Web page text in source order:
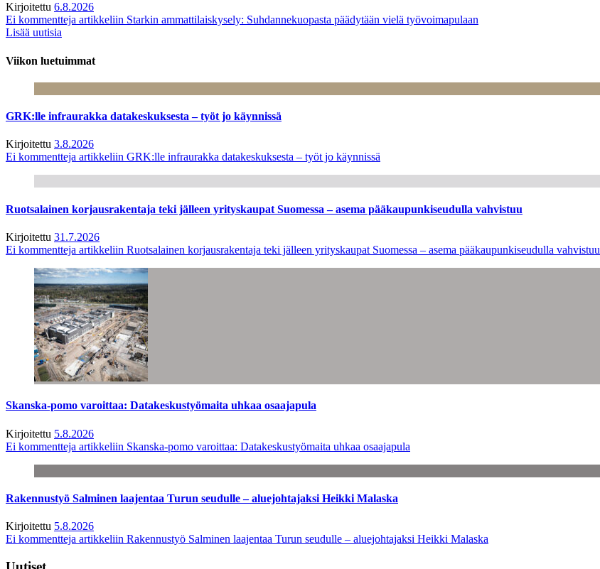
Kirjoitettu 6.8.2026
Ei kommentteja artikkeliin Starkin ammattilaiskysely: Suhdannekuopasta päädytään vielä työvoimapulaan
Lisää uutisia
Viikon luetuimmat
GRK:lle infraurakka datakeskuksesta – työt jo käynnissä
Kirjoitettu 3.8.2026
Ei kommentteja artikkeliin GRK:lle infraurakka datakeskuksesta – työt jo käynnissä
Ruotsalainen korjausrakentaja teki jälleen yrityskaupat Suomessa – asema pääkaupunkiseudulla vahvistuu
Kirjoitettu 31.7.2026
Ei kommentteja artikkeliin Ruotsalainen korjausrakentaja teki jälleen yrityskaupat Suomessa – asema pääkaupunkiseudulla vahvistuu
Skanska-pomo varoittaa: Datakeskustyömaita uhkaa osaajapula
Kirjoitettu 5.8.2026
Ei kommentteja artikkeliin Skanska-pomo varoittaa: Datakeskustyömaita uhkaa osaajapula
Rakennustyö Salminen laajentaa Turun seudulle – aluejohtajaksi Heikki Malaska
Kirjoitettu 5.8.2026
Ei kommentteja artikkeliin Rakennustyö Salminen laajentaa Turun seudulle – aluejohtajaksi Heikki Malaska